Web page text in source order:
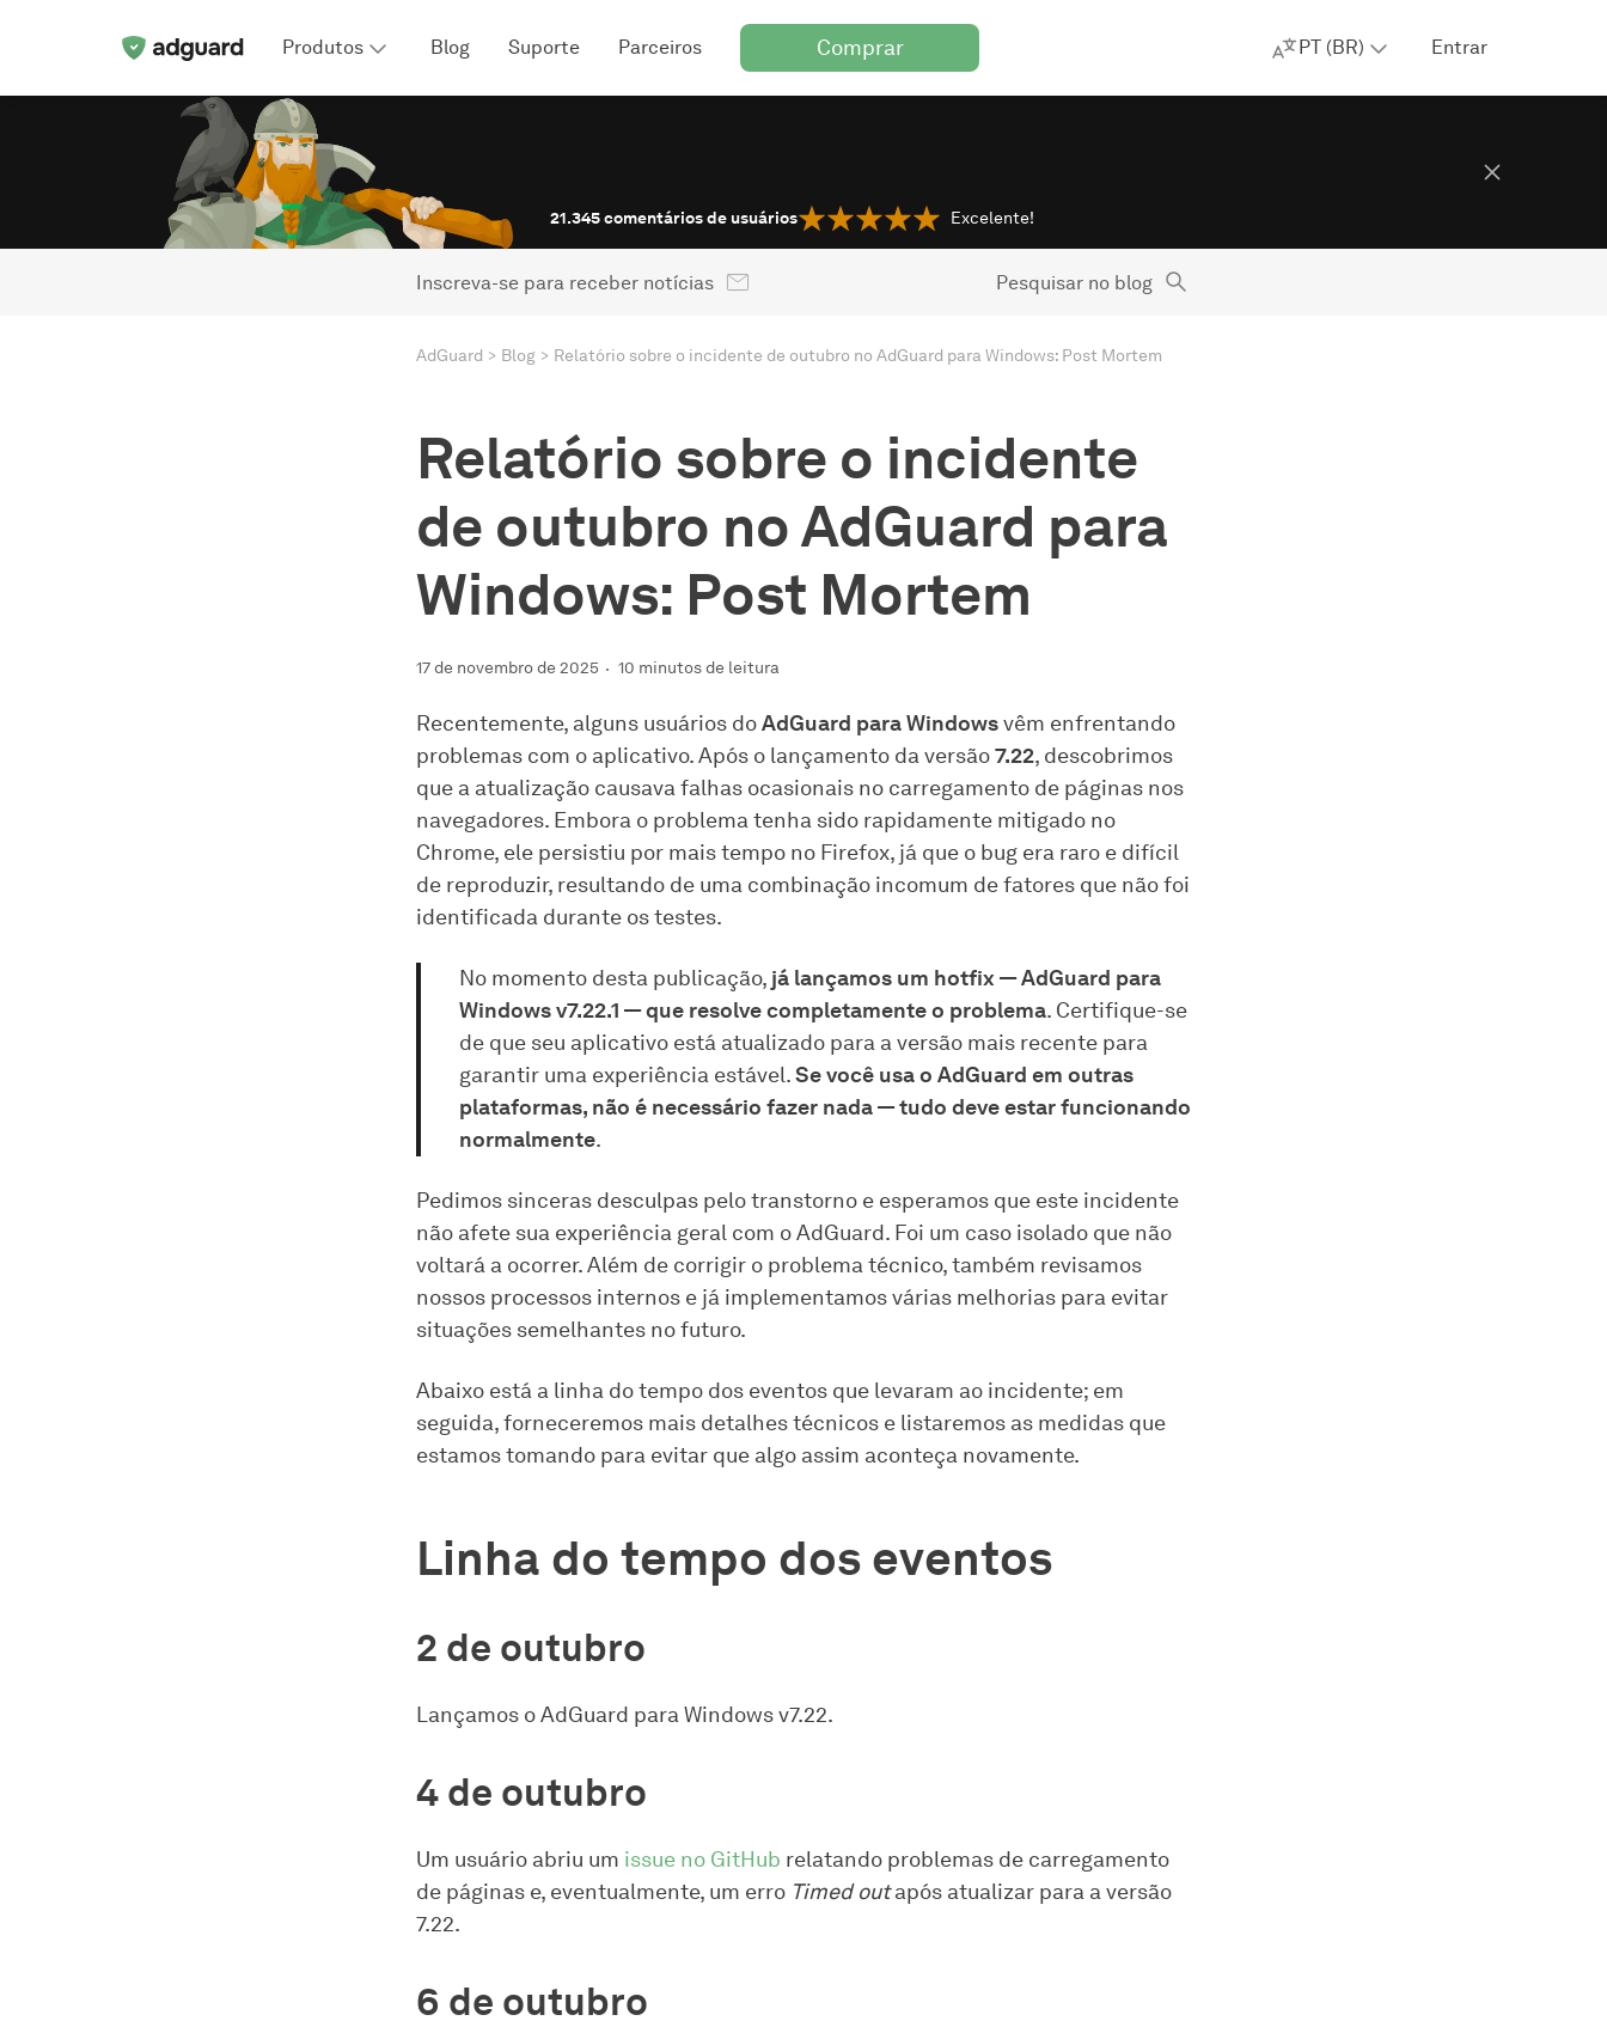
Produtos Blog Suporte Parceiros Comprar PT (BR) Entrar
21.345comentários de usuários Excelente!
Inscreva-se para receber notícias Pesquisar no blog
AdGuard Blog Relatório sobre o incidente de outubro no AdGuard para Windows: Post Mortem
Relatório sobre o incidente
de outubro no AdGuard para
Windows: Post Mortem
17 de novembro de 2025 10 minutos de leitura
Recentemente, alguns usuários doAdGuard para Windowsvêm enfrentando
problemas com o aplicativo. Após o lançamento da versão7.22, descobrimos
que a atualização causava falhas ocasionais no carregamento de páginas nos
navegadores. Embora o problema tenha sido rapidamente mitigado no
Chrome, ele persistiu por mais tempo no Firefox, já que o bug era raro e difícil
de reproduzir, resultando de uma combinação incomum de fatores que não foi
identificada durante os testes.
No momento desta publicação, já lançamos um hotfix — AdGuard para
Windows v7.22.1 — que resolve completamente o problema. Certifique-se
de que seu aplicativo está atualizado para a versão mais recente para
garantir uma experiência estável.Se você usa o AdGuard em outras
plataformas, não é necessário fazer nada — tudo deve estar funcionando
normalmente.
Pedimos sinceras desculpas pelo transtorno e esperamos que este incidente
não afete sua experiência geral com o AdGuard. Foi um caso isolado que não
voltará a ocorrer. Além de corrigir o problema técnico, também revisamos
nossos processos internos e já implementamos várias melhorias para evitar
situações semelhantes no futuro.
Abaixo está a linha do tempo dos eventos que levaram ao incidente; em
seguida, forneceremos mais detalhes técnicos e listaremos as medidas que
estamos tomando para evitar que algo assim aconteça novamente.
Linha do tempo dos eventos
2 de outubro
Lançamos o AdGuard para Windows v7.22.
4 de outubro
Um usuário abriu um issue no GitHub relatando problemas de carregamento
de páginas e, eventualmente, um erro Timed outapós atualizar para a versão
7.22.
6 de outubro